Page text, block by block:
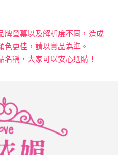
牌螢幕以及解析度不同，造成
色更佳，請以實品為準。
稱，大家可以安心選購！